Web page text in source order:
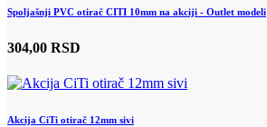
Spoljašnji PVC otirač CITI 10mm na akciji - Outlet modeli
304,00 RSD
Akcija CiTi otirač 12mm sivi